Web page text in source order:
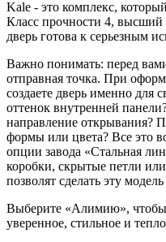
Kale - это комплекс,
Класс прочности 4, высший
дверь готова к серьезным
Важно понимать: перед
отправная точка. При
создаете дверь именно для
оттенок внутренней
направление открывания?
формы или цвета? Все это
опции завода «Стальная
коробки, скрытые петли
позволят сделать эту
Выберите «Алимию», чтобы
уверенное, стильное и